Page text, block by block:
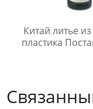
Китай литье
пластика